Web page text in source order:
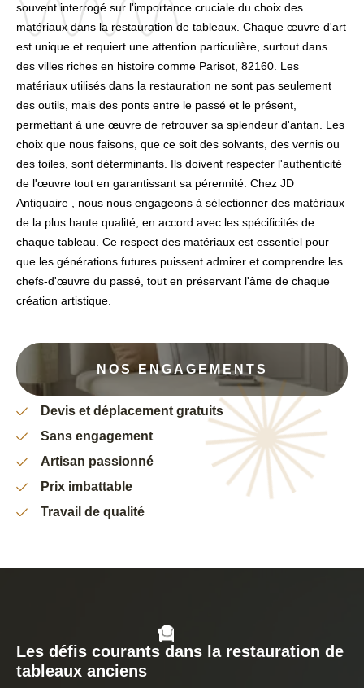
souvent interrogé sur l'importance cruciale du choix des
matériaux dans la restauration de tableaux. Chaque œuvre d'art
est unique et requiert une attention particulière, surtout dans
des villes riches en histoire comme Parisot, 82160. Les
matériaux utilisés dans la restauration ne sont pas seulement
des outils, mais des ponts entre le passé et le présent,
permettant à une œuvre de retrouver sa splendeur d'antan. Les
choix que nous faisons, que ce soit des solvants, des vernis ou
des toiles, sont déterminants. Ils doivent respecter l'authenticité
de l'œuvre tout en garantissant sa pérennité. Chez JD
Antiquaire , nous nous engageons à sélectionner des matériaux
de la plus haute qualité, en accord avec les spécificités de
chaque tableau. Ce respect des matériaux est essentiel pour
que les générations futures puissent admirer et comprendre les
chefs-d'œuvre du passé, tout en préservant l'âme de chaque
création artistique.
NOS ENGAGEMENTS
Devis et déplacement gratuits
Sans engagement
Artisan passionné
Prix imbattable
Travail de qualité
Les défis courants dans la restauration de
tableaux anciens